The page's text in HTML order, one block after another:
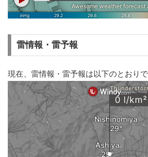
雷情報・雷予報
現在、雷情報・雷予報は以下のとおりで